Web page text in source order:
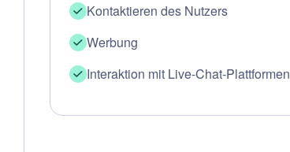
Kontaktieren des Nutzers
Werbung
Interaktion mit Live-Chat-Plattformen